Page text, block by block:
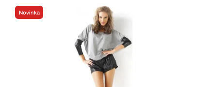
Nejdražší
Nejprodávanější
Abecedně
Novinka